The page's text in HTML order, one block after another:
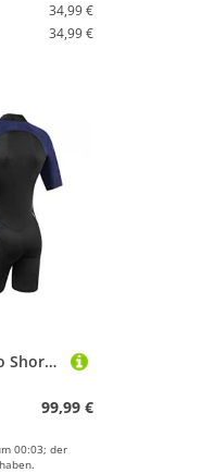
34,99 €
34,99 €
CAMARO Front Flex Revo Shorty Herren Neoprenanzug Ultraflex Neopren bis 6XL
99,99 €
00:03; der